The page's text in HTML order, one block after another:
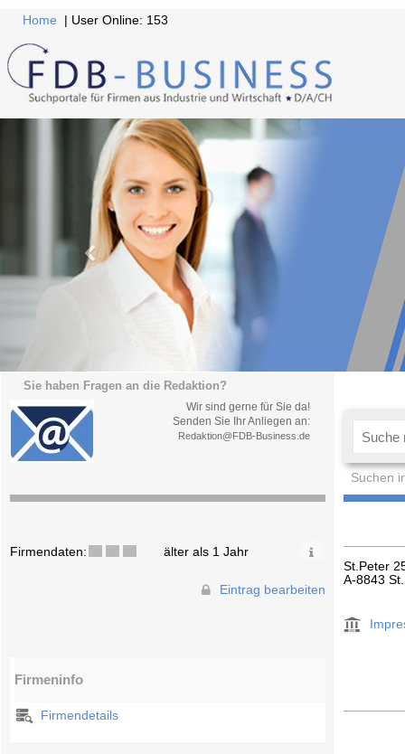
Home | User Online: 153
Sie haben Fragen an die Redaktion?
Wir sind gerne für Sie da!
Senden Sie Ihr Anliegen an:
Redaktion@FDB-Business.de
Suchen
Firmendaten: älter als 1 Jahr
Eintrag bearbeiten
Firmeninfo
Firmendetails
St.Peter
A-8843